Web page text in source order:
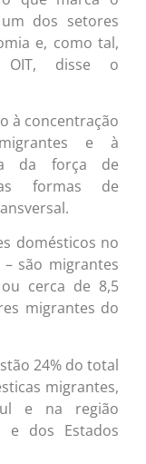
dos setores
e, como tal,
OIT, disse o
à concentração
e à
da força de
formas de
domésticos no
são migrantes
cerca de 8,5
migrantes do
24% do total
migrantes,
e na região
e dos Estados